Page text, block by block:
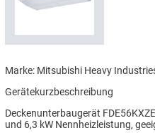
Marke: Mitsubishi Heavy
Gerätekurzbeschreibung
Deckenunterbaugerät
und 6,3 kW Nennheizleistung,